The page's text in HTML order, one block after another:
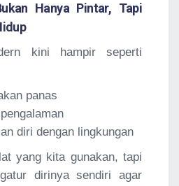
Hanya Pintar, Tapi
kini hampir seperti
panas
diri dengan lingkungan
yang kita gunakan, tapi
dirinya sendiri agar